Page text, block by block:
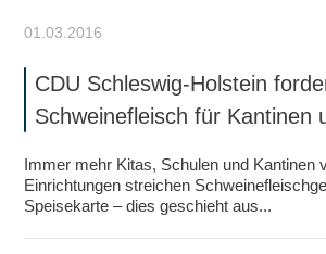
01.03.2016
CDU Schleswig-Holstein
Schweinefleisch für Kantinen
Immer mehr Kitas, Schulen und Kantinen
Einrichtungen streichen
Speisekarte – dies geschieht aus...